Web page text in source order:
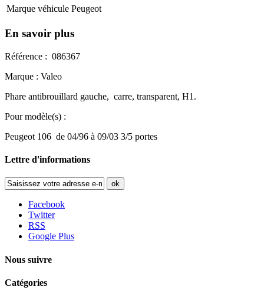
Marque véhicule Peugeot
En savoir plus
Référence : 086367
Marque : Valeo
Phare antibrouillard gauche, carre, transparent, H1.
Pour modèle(s) :
Peugeot 106 de 04/96 à 09/03 3/5 portes
Lettre d'informations
ok
Facebook
Twitter
RSS
Google Plus
Nous suivre
Catégories